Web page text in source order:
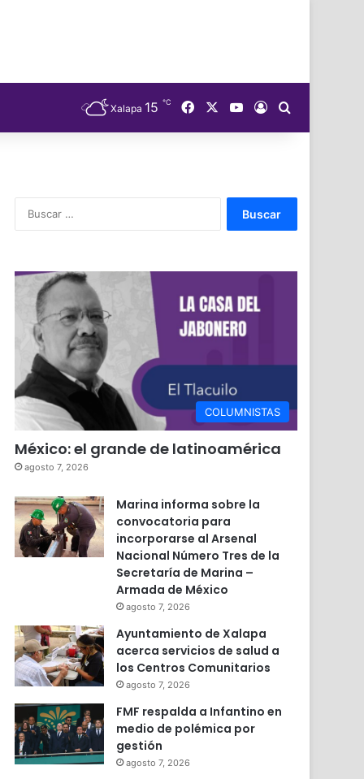
Xalapa 15 ℃ FacebookYouTube
Acceso
COLUMNISTAS
México: el grande de latinoamérica
agosto 7, 2026
Marina informa sobre la
convocatoria para
incorporarse al Arsenal
Nacional Número Tres de la
Secretaría de Marina –
Armada de México
agosto 7, 2026
Ayuntamiento de Xalapa
acerca servicios de salud a
los Centros Comunitarios
agosto 7, 2026
FMF respalda a Infantino en
medio de polémica por
gestión
agosto 7, 2026